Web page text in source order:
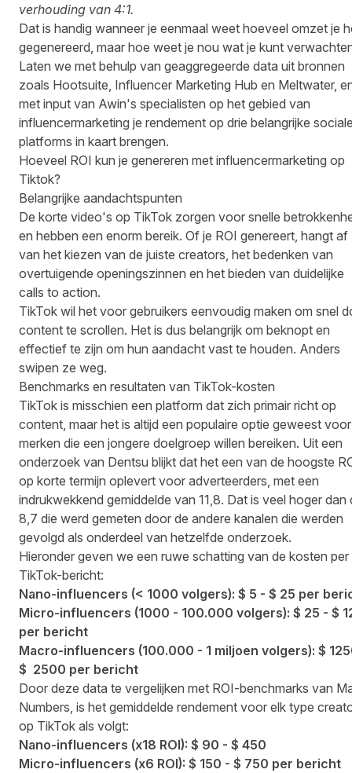
verhouding van 4:1.
Dat is handig wanneer je eenmaal weet hoeveel omzet je
gegenereerd, maar hoe weet je nou wat je kunt
Laten we met behulp van geaggregeerde data uit bronnen
zoals Hootsuite, Influencer Marketing Hub en Meltwater,
met input van Awin's specialisten op het gebied van
influencermarketing je rendement op drie belangrijke
platforms in kaart brengen.
Hoeveel ROI kun je genereren met influencermarketing op
Tiktok?
Belangrijke aandachtspunten
De korte video's op TikTok zorgen voor snelle
en hebben een enorm bereik. Of je ROI genereert, hangt af
van het kiezen van de juiste creators, het bedenken van
overtuigende openingszinnen en het bieden van duidelijke
calls to action.
TikTok wil het voor gebruikers eenvoudig maken om snel
content te scrollen. Het is dus belangrijk om beknopt en
effectief te zijn om hun aandacht vast te houden. Anders
swipen ze weg.
Benchmarks en resultaten van TikTok-kosten
TikTok is misschien een platform dat zich primair richt op
content, maar het is altijd een populaire optie geweest voor
merken die een jongere doelgroep willen bereiken. Uit een
onderzoek van Dentsu blijkt dat het een van de hoogste
op korte termijn oplevert voor adverteerders, met een
indrukwekkend gemiddelde van 11,8. Dat is veel hoger dan
8,7 die werd gemeten door de andere kanalen die werden
gevolgd als onderdeel van hetzelfde onderzoek.
Hieronder geven we een ruwe schatting van de kosten per
TikTok-bericht:
Nano-influencers (< 1000 volgers): $ 5 - $ 25 per
Micro-influencers (1000 - 100.000 volgers): $ 25 - $
per bericht
Macro-influencers (100.000 - 1 miljoen volgers): $
$ 2500 per bericht
Door deze data te vergelijken met ROI-benchmarks van
Numbers, is het gemiddelde rendement voor elk type
op TikTok als volgt:
Nano-influencers (x18 ROI): $ 90 - $ 450
Micro-influencers (x6 ROI): $ 150 - $ 750 per bericht